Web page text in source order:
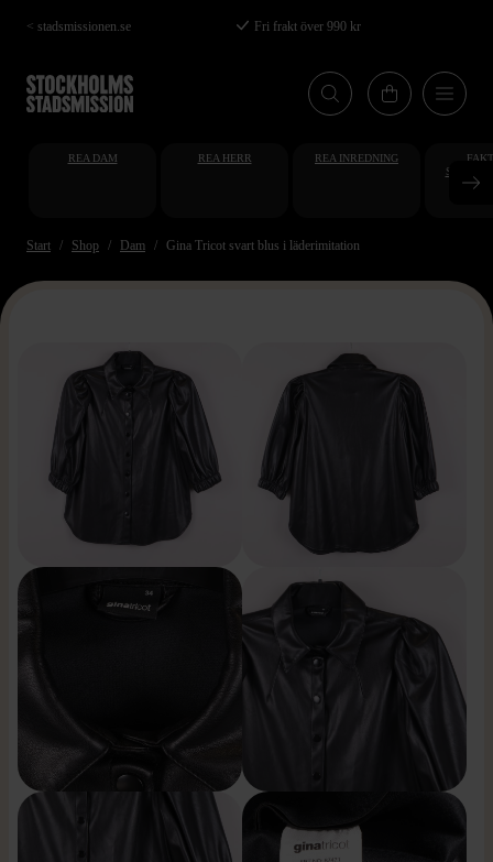
Hoppa
till
huvudinnehåll
< stadsmissionen.se Fri frakt över 990 kr
REA DAM REA HERR REA INREDNING
Start Shop Dam Gina Tricot svart blus i läderimitation